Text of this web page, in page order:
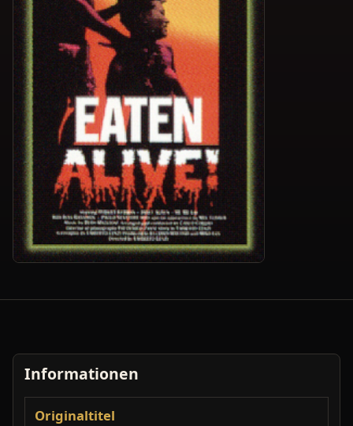
Informationen
Originaltitel